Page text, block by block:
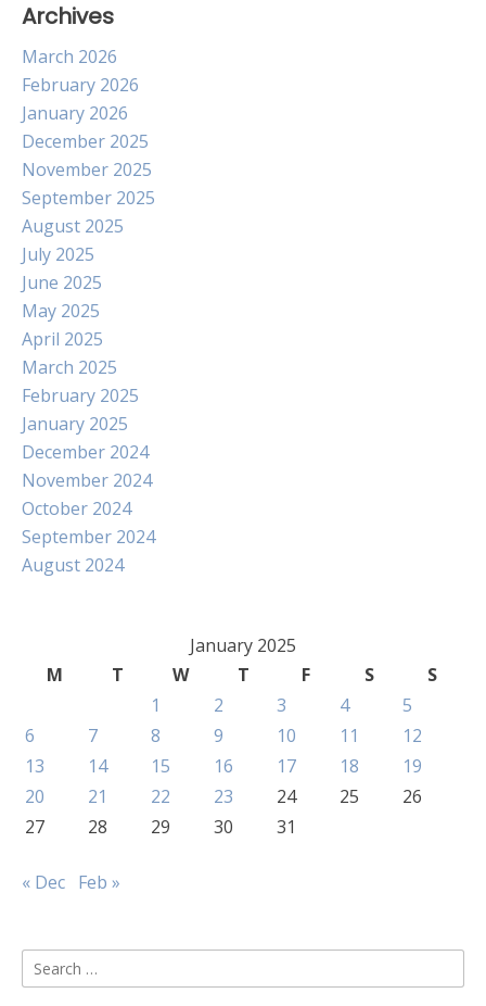
Archives
March 2026
February 2026
January 2026
December 2025
November 2025
September 2025
August 2025
July 2025
June 2025
May 2025
April 2025
March 2025
February 2025
January 2025
December 2024
November 2024
October 2024
September 2024
August 2024
January 2025
M
T W T F S
S
1
2 3 4
5
6
7 8 9 10 11
12
13
14 15 16 17 18
19
20
21 22 23 24 25
26
27
28 29 30 31
« Dec Feb »
Search
for: